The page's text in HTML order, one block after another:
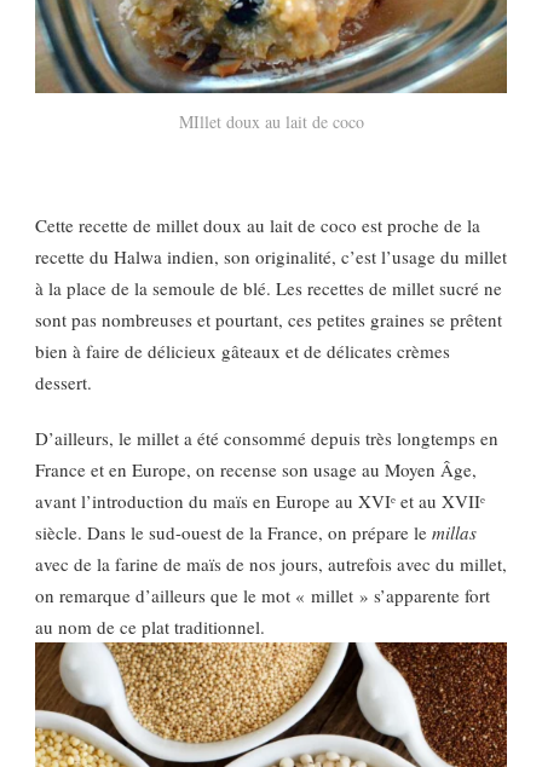
MIllet doux au lait de coco
Cette recette de millet doux au lait de coco est proche de la
recette du Halwa indien, son originalité, c’est l’usage du millet
à la place de la semoule de blé. Les recettes de millet sucré ne
sont pas nombreuses et pourtant, ces petites graines se prêtent
bien à faire de délicieux gâteaux et de délicates crèmes
dessert.
D’ailleurs, le millet a été consommé depuis très longtemps en
France et en Europe, on recense son usage au Moyen Âge,
avant l’introduction du maïs en Europe au XVIᵉ et au XVIIᵉ
siècle. Dans le sud-ouest de la France, on prépare le millas
avec de la farine de maïs de nos jours, autrefois avec du millet,
on remarque d’ailleurs que le mot « millet » s’apparente fort
au nom de ce plat traditionnel.